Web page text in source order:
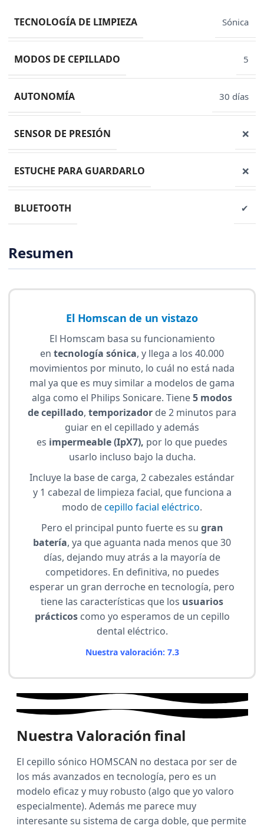
TECNOLOGÍA DE LIMPIEZA Sónica
MODOS DE CEPILLADO 5
AUTONOMÍA 30 días
SENSOR DE PRESIÓN ❌
ESTUCHE PARA GUARDARLO ❌
BLUETOOTH ✔
Resumen
El Homscan de un vistazo
El Homscam basa su funcionamiento
en tecnología sónica, y llega a los 40.000
movimientos por minuto, lo cuál no está nada
mal ya que es muy similar a modelos de gama
alga como el Philips Sonicare. Tiene5 modos
de cepillado, temporizador de 2 minutos para
guiar en el cepillado y además
es impermeable (IpX7), por lo que puedes
usarlo incluso bajo la ducha.
Incluye la base de carga, 2 cabezales estándar
y 1 cabezal de limpieza facial, que funciona a
modo decepillo facial eléctrico.
Pero el principal punto fuerte es su gran
batería, ya que aguanta nada menos que 30
días, dejando muy atrás a la mayoría de
competidores. En definitiva, no puedes
esperar un gran derroche en tecnología, pero
tiene las características que los usuarios
prácticoscomo yo esperamos de un cepillo
dental eléctrico.
Nuestra valoración: 7.3
Nuestra Valoración final
El cepillo sónico HOMSCAN no destaca por ser de
los más avanzados en tecnología, pero es un
modelo eficaz y muy robusto (algo que yo valoro
especialmente). Además me parece muy
interesante su sistema de carga doble, que permite